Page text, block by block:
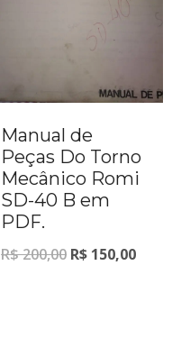
Manual de
Peças Do Torno
Mecânico Romi
SD-40 B em
PDF.
R$200,00 R$ 150,00